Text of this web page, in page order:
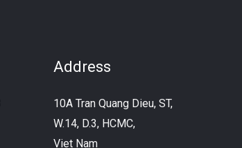
Address
10A Tran Quang Dieu, ST,
W.14, D.3, HCMC,
Viet Nam